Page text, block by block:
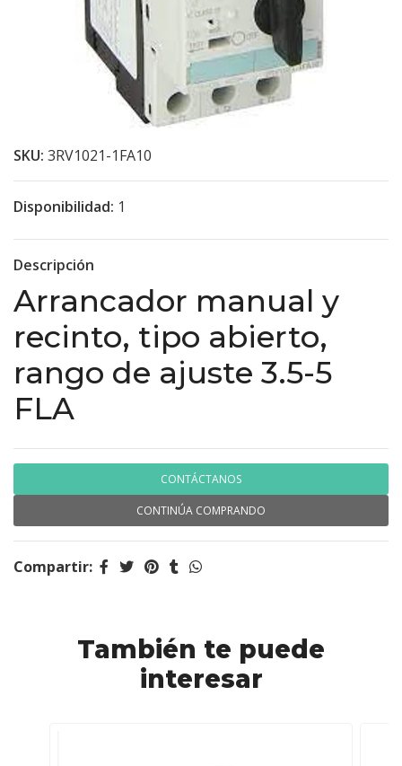
SKU: 3RV1021-1FA10
Disponibilidad: 1
Descripción
Arrancador manual y
recinto, tipo abierto,
rango de ajuste 3.5-5
FLA
CONTÁCTANOS
CONTINÚA COMPRANDO
Compartir:
También te puede
interesar